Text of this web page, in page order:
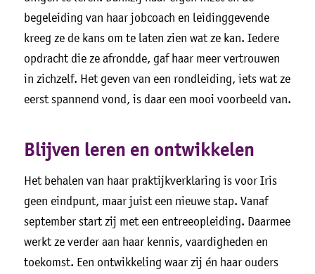
begeleiding van haar jobcoach en leidinggevende
kreeg ze de kans om te laten zien wat ze kan. Iedere
opdracht die ze afrondde, gaf haar meer vertrouwen
in zichzelf. Het geven van een rondleiding, iets wat ze
eerst spannend vond, is daar een mooi voorbeeld van.
Blijven leren en ontwikkelen
Het behalen van haar praktijkverklaring is voor Iris
geen eindpunt, maar juist een nieuwe stap. Vanaf
september start zij met een entreeopleiding. Daarmee
werkt ze verder aan haar kennis, vaardigheden en
toekomst. Een ontwikkeling waar zij én haar ouders